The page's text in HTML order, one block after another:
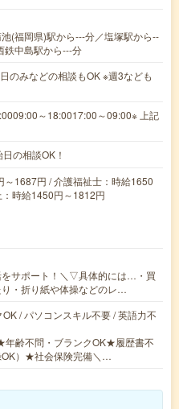
(福岡県)駅から---分／塩塚駅から--
鉄中島駅から---分
のみなどの相談もOK ※週3なども
～18:0017:00～09:00※ 上記
の相談OK！
1687円 / 介護福祉士：時給1650
時給1450円～1812円
をサポート！＼▽具体的には…・買
・折り紙や体操などのレ…
/ パソコンスキル不要 / 英語力不
年齢不問・ブランクOK★履歴書不
OK）★社会保険完備＼…